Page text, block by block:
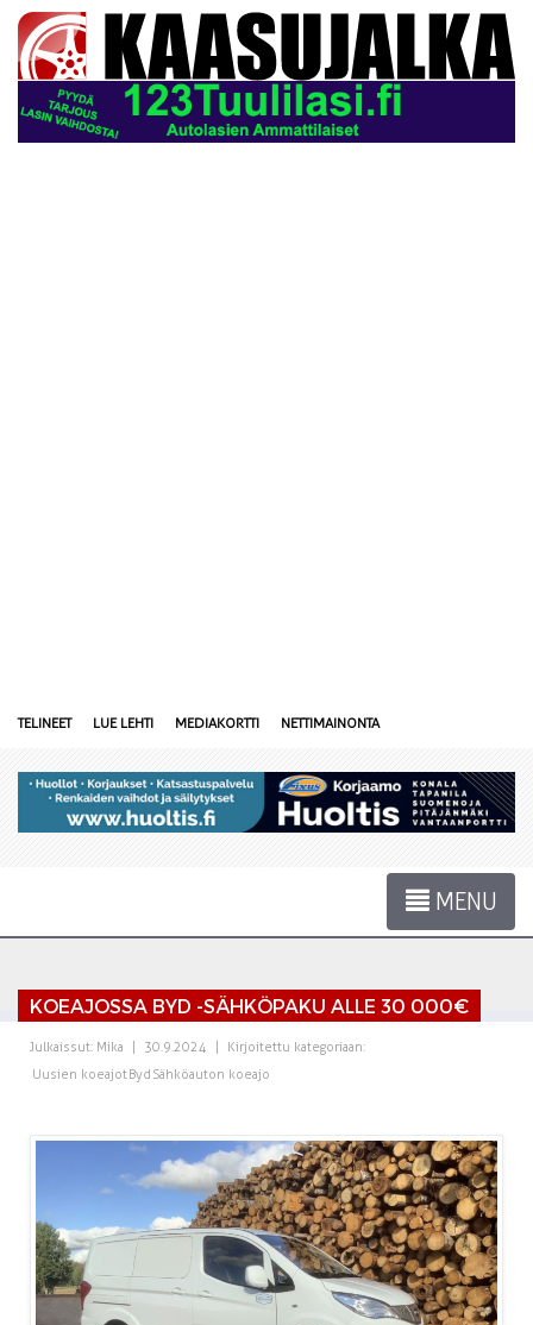
TELINEET LUE LEHTI MEDIAKORTTI NETTIMAINONTA
MENU
KOEAJOSSA BYD -SÄHKÖPAKU ALLE 30 000€
Julkaissut: Mika 30.9.2024
Kirjoitettu kategoriaan:
Uusien koeajotByd Sähköauton koeajo